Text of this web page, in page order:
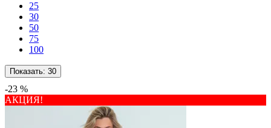
25
30
50
75
100
Показать: 30
-23 %
АКЦИЯ!